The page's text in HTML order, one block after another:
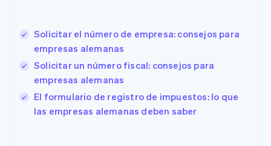
Solicitar el número de empresa: consejos para
empresas alemanas
Solicitar un número fiscal: consejos para
empresas alemanas
El formulario de registro de impuestos: lo que
las empresas alemanas deben saber
Estados Unidos
EnglishEspañol简体中文
Estonia
Finlandia
EnglishSvenska
Francia